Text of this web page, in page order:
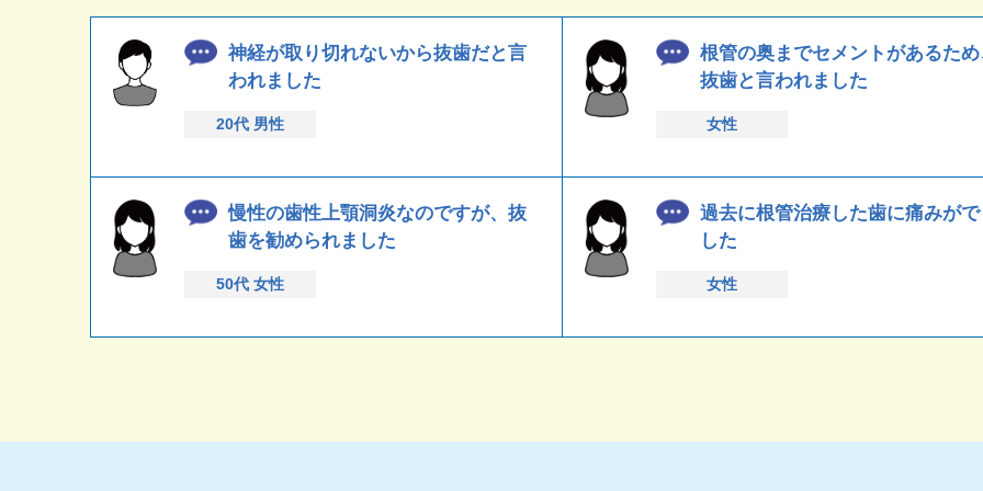
神経が取り切れないから抜歯だと言
われました
20代 男性
根管の奥までセメントがあるた
抜歯と言われました
女性
慢性の歯性上顎洞炎なのですが、抜
歯を勧められました
50代 女性
過去に根管治療した歯に痛みが
した
女性